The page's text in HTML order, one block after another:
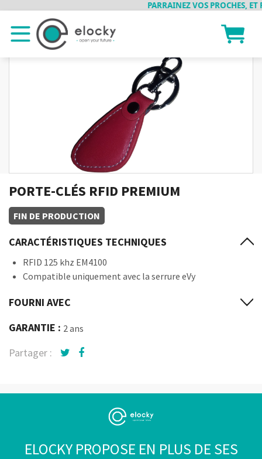
PARRAINEZ VOS PROCHES, ET
PORTE-CLÉS RFID PREMIUM
FIN DE PRODUCTION
CARACTÉRISTIQUES TECHNIQUES
RFID 125 khz EM4100
Compatible uniquement avec la serrure eVy
FOURNI AVEC
GARANTIE : 2 ans
Partager :
ELOCKY PROPOSE EN PLUS DE SES